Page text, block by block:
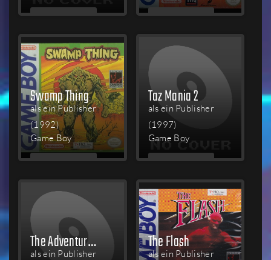
MEHR MEHR
Swamp Thing
als ein Publisher
(1992)
Game Boy
MEHR
Taz Mania 2
als ein Publisher
(1997)
Game Boy
MEHR
The Adventures of Rocky and Bullwinkle and Friends
als ein Publisher
The Flash
als ein Publisher